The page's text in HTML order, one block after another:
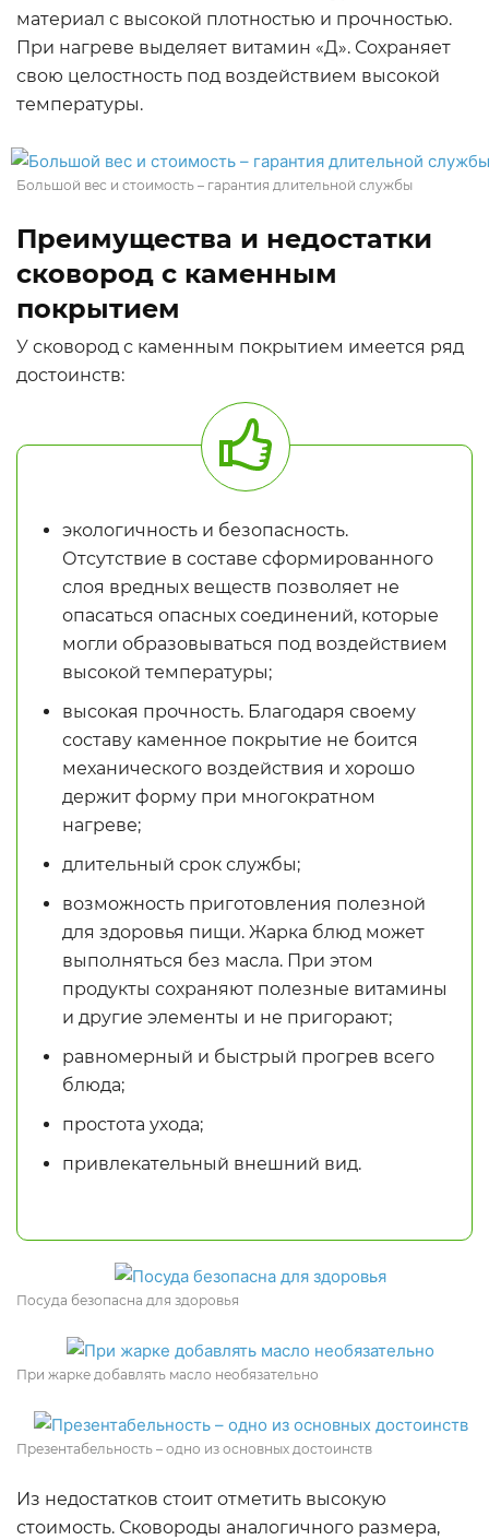
материал с высокой плотностью и прочностью.
При нагреве выделяет витамин «Д». Сохраняет
свою целостность под воздействием высокой
температуры.
Большой вес и стоимость – гарантия длительной службы
Преимущества и недостатки
сковород с каменным
покрытием
У сковород с каменным покрытием имеется ряд
достоинств:
экологичность и безопасность.
Отсутствие в составе сформированного
слоя вредных веществ позволяет не
опасаться опасных соединений, которые
могли образовываться под воздействием
высокой температуры;
высокая прочность. Благодаря своему
составу каменное покрытие не боится
механического воздействия и хорошо
держит форму при многократном
нагреве;
длительный срок службы;
возможность приготовления полезной
для здоровья пищи. Жарка блюд может
выполняться без масла. При этом
продукты сохраняют полезные витамины
и другие элементы и не пригорают;
равномерный и быстрый прогрев всего
блюда;
простота ухода;
привлекательный внешний вид.
Посуда безопасна для здоровья
При жарке добавлять масло необязательно
Презентабельность – одно из основных достоинств
Из недостатков стоит отметить высокую
стоимость. Сковороды аналогичного размера,